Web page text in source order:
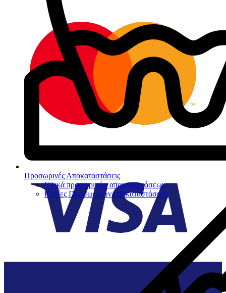
Προσωρινές Αποκαταστάσεις
Υλικά προσωρινών αποκαταστάσεων
Κονίες Προσωρινών αποκαταστάσεων